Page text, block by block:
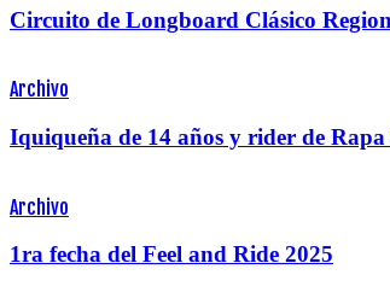
Circuito de Longboard Clásico
Archivo
Iquiqueña de 14 años y rider de
Archivo
1ra fecha del Feel and Ride 2025